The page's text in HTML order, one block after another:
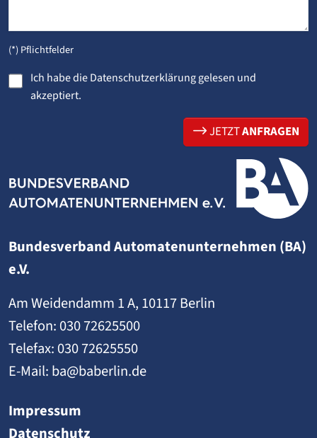
(*) Pflichtfelder
Ich habe dieDatenschutzerklärunggelesen und
akzeptiert.
JETZTANFRAGEN
Bundesverband Automatenunternehmen (BA)
e.V.
Am Weidendamm 1 A, 10117 Berlin
Telefon: 030 72625500
Telefax: 030 72625550
E-Mail: ba@baberlin.de
Impressum
Datenschutz